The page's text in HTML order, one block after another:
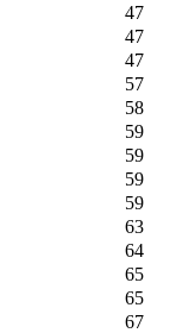
47
47
47
57
58
59
59
59
59
63
64
65
65
67